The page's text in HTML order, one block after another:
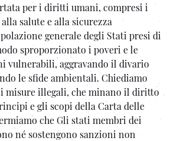
per i diritti umani, compresi i
salute e alla sicurezza
generale degli Stati presi di
sproporzionato i poveri e le
vulnerabili, aggravando il divario
le sfide ambientali. Chiediamo
misure illegali, che minano il diritto
e gli scopi della Carta delle
che Gli stati membri dei
né sostengono sanzioni non